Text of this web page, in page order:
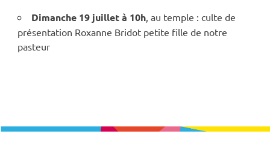
Dimanche 19 juillet à 10h, au temple : culte de
présentation Roxanne Bridot petite fille de notre
pasteur